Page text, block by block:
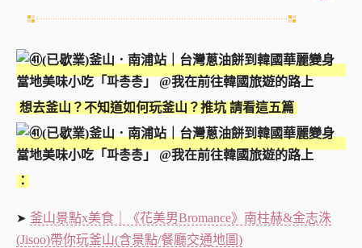
想去釜山？不知道如何玩釜山？推坑 請看這五篇
：
➤ 釜山景點x美食｜《花美男Bromance》南柱赫&金志洙
(Jisoo)帶你玩釜山(含景點/餐廳交通地圖)